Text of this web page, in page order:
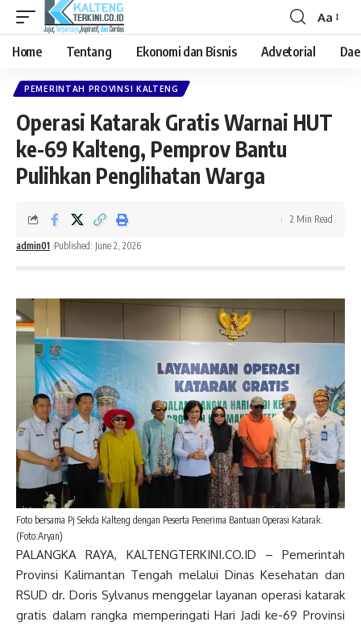
Font
Resizer
Aa
Home Tentang Ekonomi dan Bisnis Advetorial
PEMERINTAH PROVINSI KALTENG
Operasi Katarak Gratis Warnai HUT
ke-69 Kalteng, Pemprov Bantu
Pulihkan Penglihatan Warga
admin01 Published: June 2, 2026
2 Min Read
Foto bersama Pj Sekda Kalteng dengan Peserta Penerima Bantuan Operasi Katarak.
(Foto:Aryan)
PALANGKA RAYA, KALTENGTERKINI.CO.ID – Pemerintah
Provinsi Kalimantan Tengah melalui Dinas Kesehatan dan
RSUD dr. Doris Sylvanus menggelar layanan operasi katarak
gratis dalam rangka memperingati Hari Jadi ke-69 Provinsi